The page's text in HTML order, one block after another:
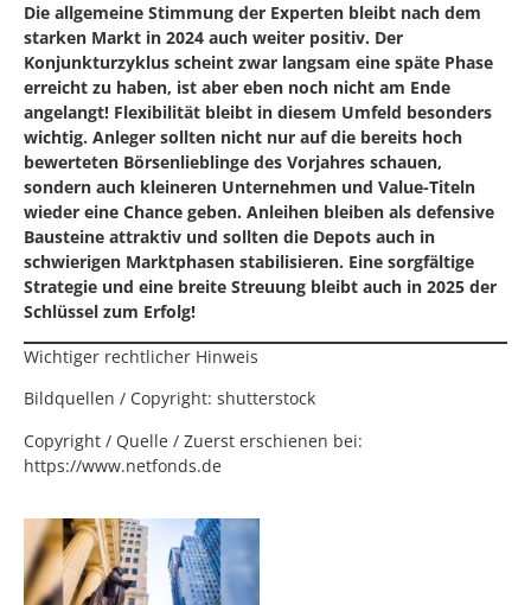
Die allgemeine Stimmung der Experten bleibt nach dem
starken Markt in 2024 auch weiter positiv. Der
Konjunkturzyklus scheint zwar langsam eine späte Phase
erreicht zu haben, ist aber eben noch nicht am Ende
angelangt! Flexibilität bleibt in diesem Umfeld besonders
wichtig. Anleger sollten nicht nur auf die bereits hoch
bewerteten Börsenlieblinge des Vorjahres schauen,
sondern auch kleineren Unternehmen und Value-Titeln
wieder eine Chance geben. Anleihen bleiben als defensive
Bausteine attraktiv und sollten die Depots auch in
schwierigen Marktphasen stabilisieren. Eine sorgfältige
Strategie und eine breite Streuung bleibt auch in 2025 der
Schlüssel zum Erfolg!
Wichtiger rechtlicher Hinweis
Bildquellen / Copyright: shutterstock
Copyright / Quelle / Zuerst erschienen bei:
https://www.netfonds.de